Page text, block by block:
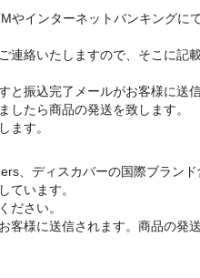
やインターネットバンキングに
連絡いたしますので、そこに記
と振込完了メールがお客様に送
したら商品の発送を致します。
ます。
、ディスカバーの国際ブランド
ています。
ださい。
客様に送信されます。商品の発